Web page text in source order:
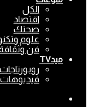
الكل
اقتصاد
صحتك
علوم
فن
ميدTV
روبورتاجات
فيديوهات